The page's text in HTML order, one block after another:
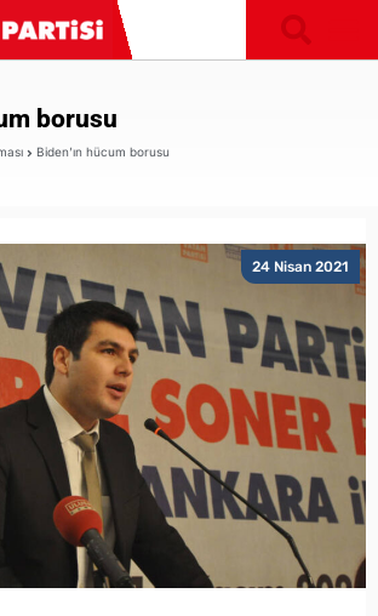
borusu
Biden’ın hücum borusu
24 Nisan 2021